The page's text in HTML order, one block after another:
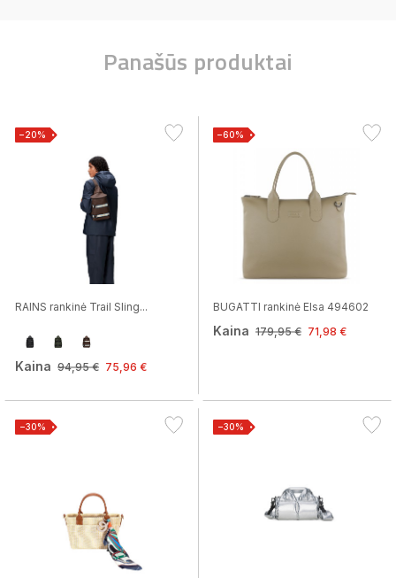
Panašūs produktai
−20%
RAINS rankinė Trail Sling...
Kaina 94,95 € 75,96 €
−60%
BUGATTI rankinė Elsa 494602
Kaina 179,95 € 71,98 €
−30% −30%